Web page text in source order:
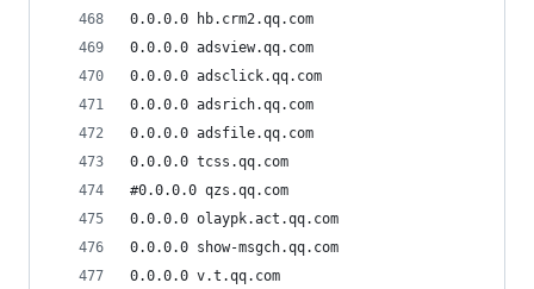
0.0.0.0 hb.crm2.qq.com
0.0.0.0 adsview.qq.com
0.0.0.0 adsclick.qq.com
0.0.0.0 adsrich.qq.com
0.0.0.0 adsfile.qq.com
0.0.0.0 tcss.qq.com
#0.0.0.0 qzs.qq.com
0.0.0.0 olaypk.act.qq.com
0.0.0.0 show-msgch.qq.com
0.0.0.0 v.t.qq.com